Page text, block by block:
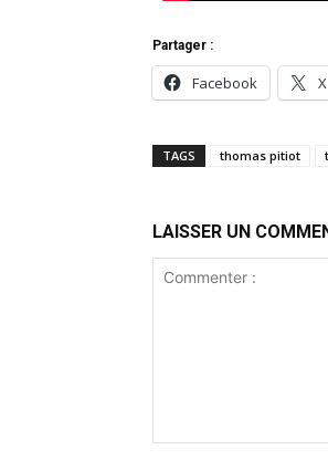
Partager :
Facebook X
TAGS thomas pitiot
LAISSER UN